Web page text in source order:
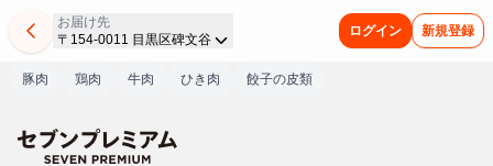
お届け先
〒154-0011 目黒区碑文谷
ログイン 新規登録
豚肉 鶏肉 牛肉 ひき肉 餃子の皮類